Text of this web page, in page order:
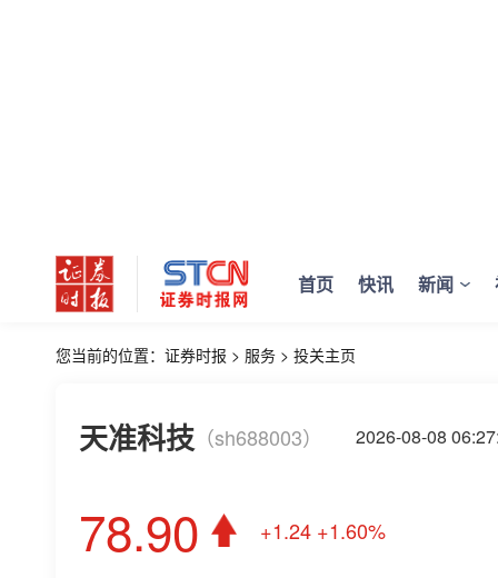
首页 快讯 新闻
您当前的位置： 证券时报 > 服务 > 投关主页
天准科技 （sh688003） 2026-08-08
78.90 +1.24 +1.60%